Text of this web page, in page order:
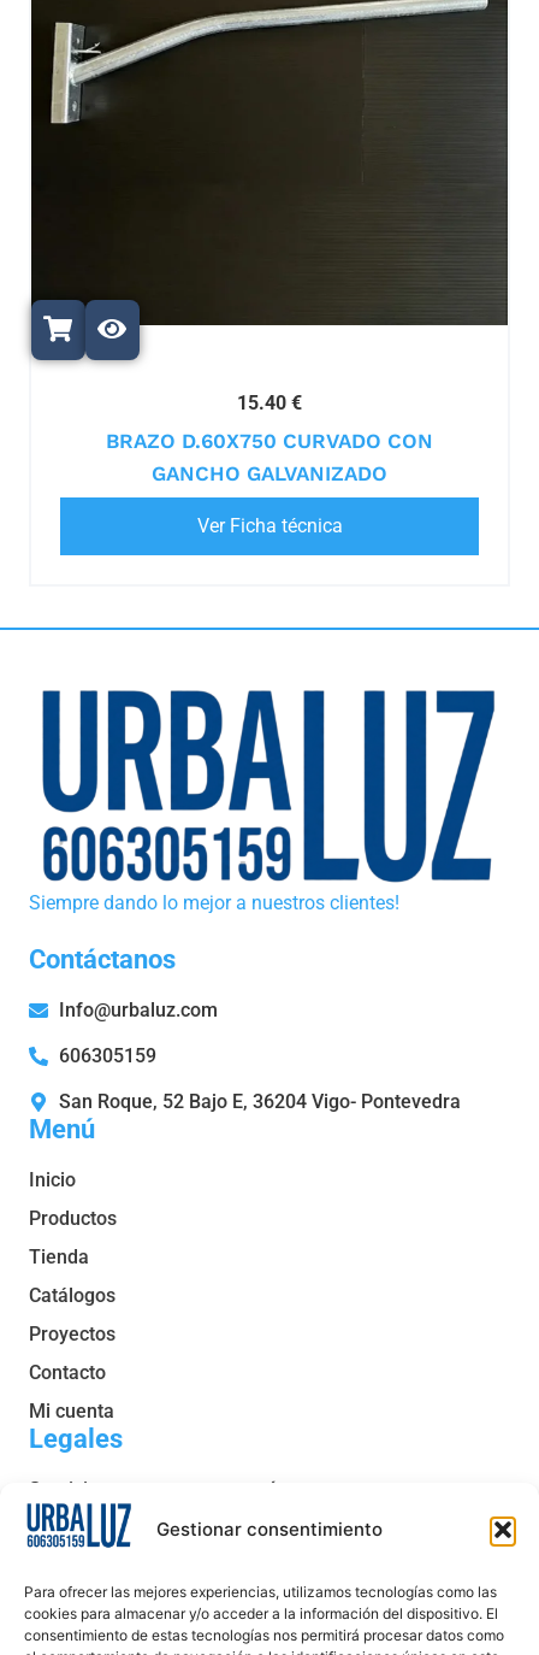
Gestionar consentimiento
Para ofrecer las mejores experiencias, utilizamos tecnologías como las
cookies para almacenar y/o acceder a la información del dispositivo. El
consentimiento de estas tecnologías nos permitirá procesar datos como
15.40 €
BRAZO D.60X750 CURVADO CON
GANCHO GALVANIZADO
Ver Ficha técnica
Siempre dando lo mejor a nuestros clientes!
Menú
Inicio
Productos
Tienda
Catálogos
Proyectos
Contacto
Mi cuenta
Legales
Servicio post venta y garantía
Condiciones generales de venta
Política de cookies
Aviso legal
Contáctanos
Info@urbaluz.com
606305159
San Roque, 52 Bajo E, 36204 Vigo- Pontevedra